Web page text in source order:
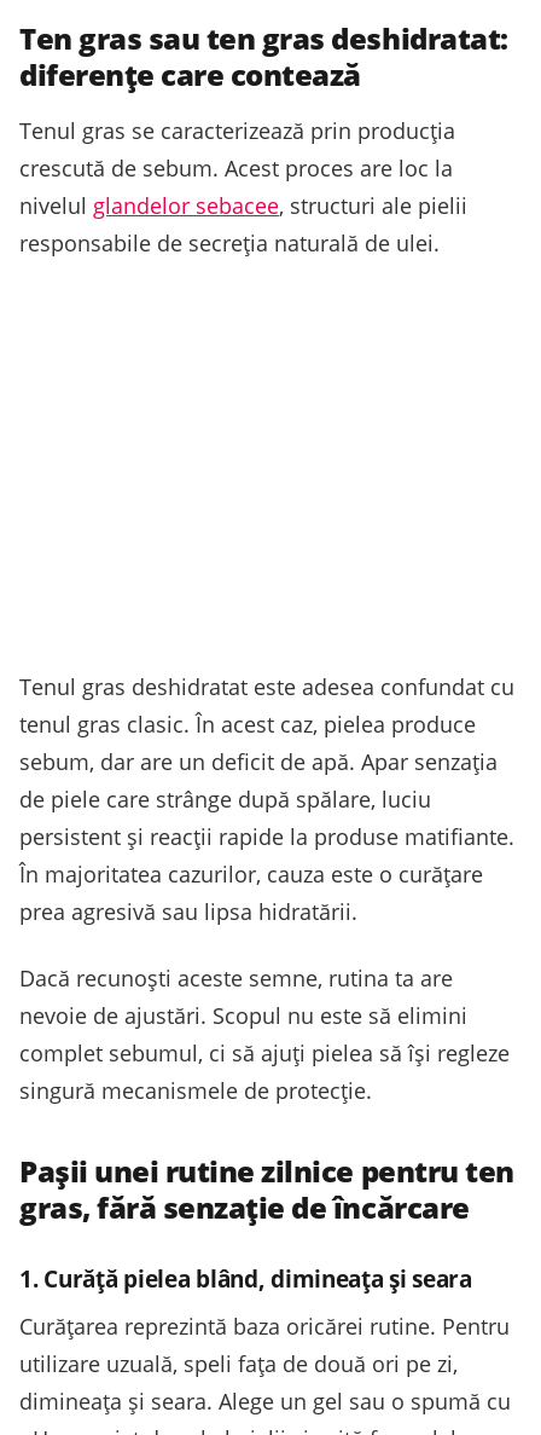
Ten gras sau ten gras deshidratat:
diferențe care contează
Tenul gras se caracterizează prin producția
crescută de sebum. Acest proces are loc la
nivelul glandelor sebacee, structuri ale pielii
responsabile de secreția naturală de ulei.
Tenul gras deshidratat este adesea confundat cu
tenul gras clasic. În acest caz, pielea produce
sebum, dar are un deficit de apă. Apar senzația
de piele care strânge după spălare, luciu
persistent și reacții rapide la produse matifiante.
În majoritatea cazurilor, cauza este o curățare
prea agresivă sau lipsa hidratării.
Dacă recunoști aceste semne, rutina ta are
nevoie de ajustări. Scopul nu este să elimini
complet sebumul, ci să ajuți pielea să își regleze
singură mecanismele de protecție.
Pașii unei rutine zilnice pentru ten
gras, fără senzație de încărcare
1. Curăță pielea blând, dimineața și seara
Curățarea reprezintă baza oricărei rutine. Pentru
utilizare uzuală, speli fața de două ori pe zi,
dimineața și seara. Alege un gel sau o spumă cu